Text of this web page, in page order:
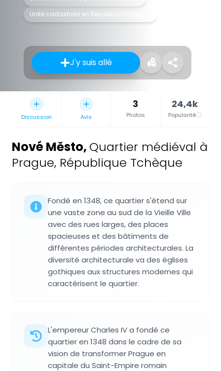
Unité cadastrale en République tchèque
J'y suis allé
Discussion Avis
3
Photos
24,4k
Popularité
Nové Město, Quartier médiéval à
Prague, République Tchèque
Fondé en 1348, ce quartier s'étend sur
une vaste zone au sud de la Vieille Ville
avec des rues larges, des places
spacieuses et des bâtiments de
différentes périodes architecturales. La
diversité architecturale va des églises
gothiques aux structures modernes qui
caractérisent le quartier.
L'empereur Charles IV a fondé ce
quartier en 1348 dans le cadre de sa
vision de transformer Prague en
capitale du Saint-Empire romain